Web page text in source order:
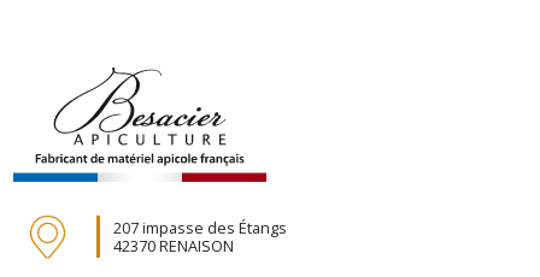
207 impasse des Étangs
42370 RENAISON